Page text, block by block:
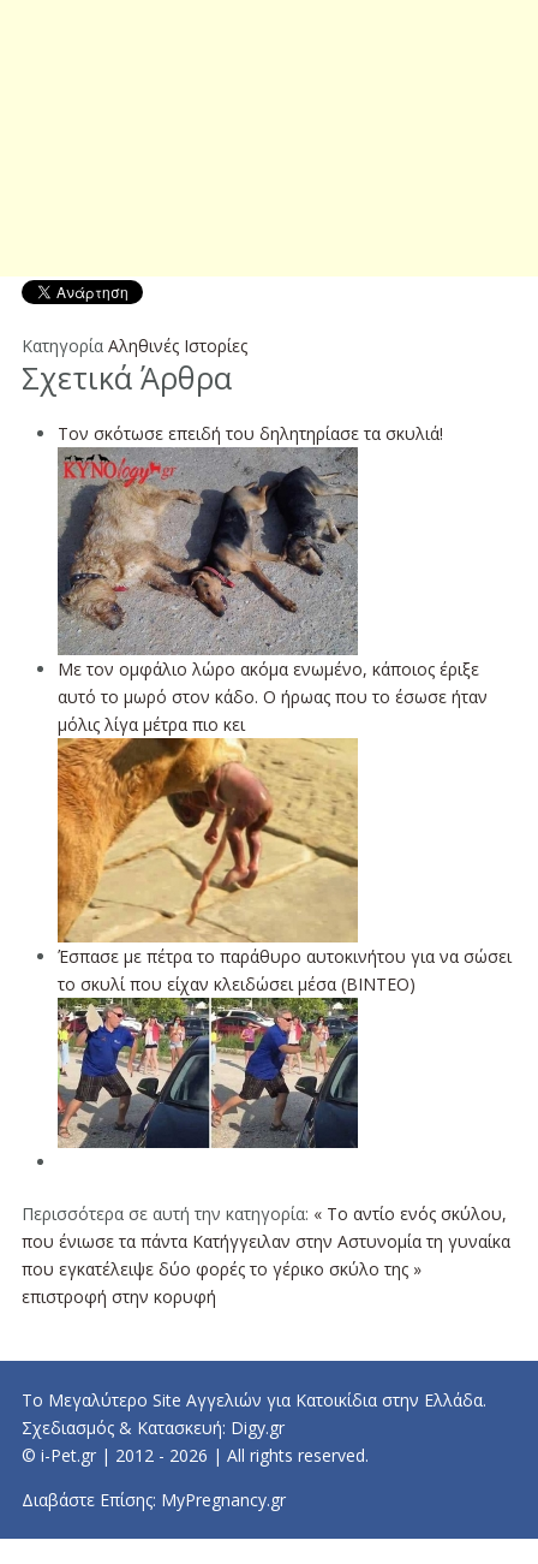
Κατηγορία Αληθινές Ιστορίες
Σχετικά Άρθρα
Τον σκότωσε επειδή του δηλητηρίασε τα σκυλιά!
Με τον ομφάλιο λώρο ακόμα ενωμένο, κάποιος έριξε
αυτό το μωρό στον κάδο. Ο ήρωας που το έσωσε ήταν
μόλις λίγα μέτρα πιο κει
Έσπασε με πέτρα το παράθυρο αυτοκινήτου για να σώσει
το σκυλί που είχαν κλειδώσει μέσα (ΒΙΝΤΕΟ)
Περισσότερα σε αυτή την κατηγορία: « Το αντίο ενός σκύλου,
που ένιωσε τα πάντα Κατήγγειλαν στην Αστυνομία τη γυναίκα
που εγκατέλειψε δύο φορές το γέρικο σκύλο της »
επιστροφή στην κορυφή
Το Μεγαλύτερο Site Αγγελιών για Κατοικίδια στην Ελλάδα.
Σχεδιασμός & Κατασκευή: Digy.gr
© i-Pet.gr | 2012 - 2026 | All rights reserved.
Διαβάστε Επίσης: MyPregnancy.gr